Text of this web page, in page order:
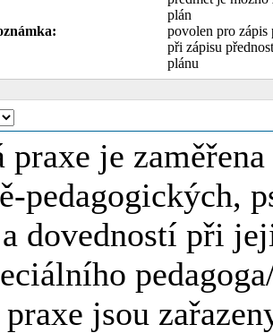
plán
povolen pro zápis
při zápisu
plánu
praxe je
pedagogických,
dovedností při
jsou